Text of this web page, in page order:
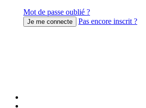
Mot de passe oublié ?
Pas encore inscrit ?